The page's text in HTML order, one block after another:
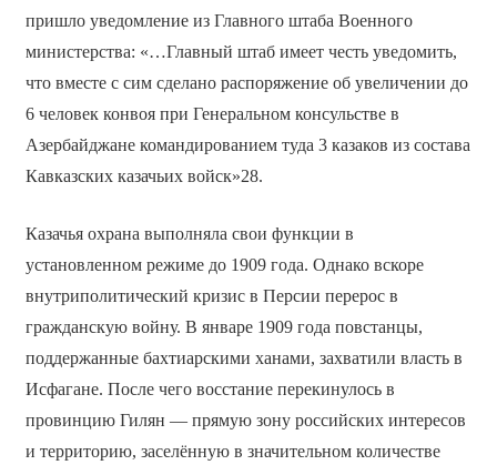
пришло уведомление из Главного штаба Военного
министерства: «…Главный штаб имеет честь уведомить,
что вместе с сим сделано распоряжение об увеличении до
6 человек конвоя при Генеральном консульстве в
Азербайджане командированием туда 3 казаков из состава
Кавказских казачьих войск»28.
Казачья охрана выполняла свои функции в
установленном режиме до 1909 года. Однако вскоре
внутриполитический кризис в Персии перерос в
гражданскую войну. В январе 1909 года повстанцы,
поддержанные бахтиарскими ханами, захватили власть в
Исфагане. После чего восстание перекинулось в
провинцию Гилян — прямую зону российских интересов
и территорию, заселённую в значительном количестве